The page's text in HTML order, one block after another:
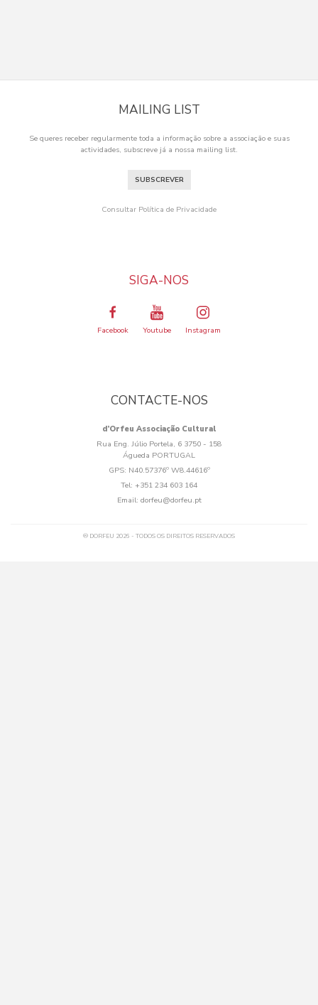
MAILING LIST
Se queres receber regularmente toda a informação sobre a associação e suas
actividades, subscreve já a nossa mailing list.
SUBSCREVER
Consultar Política de Privacidade
SIGA-NOS
Facebook Youtube Instagram
CONTACTE-NOS
d’Orfeu Associação Cultural
Rua Eng. Júlio Portela, 6 3750 - 158
Águeda PORTUGAL
GPS: N40.57376º W8.44616º
Tel: +351 234 603 164
Email: dorfeu@dorfeu.pt
® DORFEU 2026 - TODOS OS DIREITOS RESERVADOS